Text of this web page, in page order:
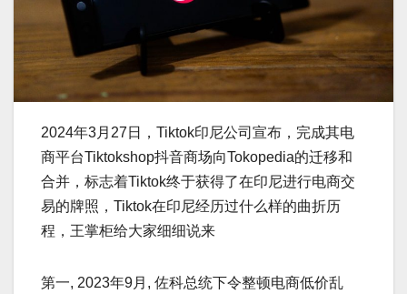
2024年3月27日，Tiktok印尼公司宣布，完成其电
商平台Tiktokshop抖音商场向Tokopedia的迁移和
合并，标志着Tiktok终于获得了在印尼进行电商交
易的牌照，Tiktok在印尼经历过什么样的曲折历
程，王掌柜给大家细细说来
第一, 2023年9月, 佐科总统下令整顿电商低价乱